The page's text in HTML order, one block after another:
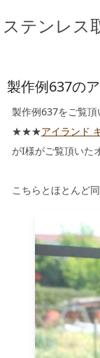
ダイニングセッ
ミーティングテ
ローテーブル
ステンレス
製作例637の
製作例637をご覧頂
★★★アイランド
がI様がご覧頂いた
こちらとほとんど